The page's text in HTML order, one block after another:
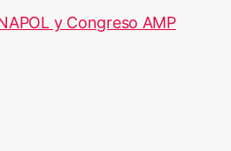
y Congreso AMP